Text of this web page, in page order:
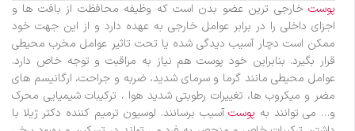
پوست خارجی ترین عضو بدن است که وظیفه محافظت از بافت ها و
اجزای داخلی را در برابر عوامل خارجی به عهده دارد و از این جهت خود
ممکن است دچار آسیب دیدگی شده یا تحت تاثیر عوامل مخرب محیطی
قرار بگیرد. بنابراین خود پوست هم نیاز به مراقبت و توجه خاص دارد.
عوامل محیطی مانند گرما و سرمای شدید، ضربه و جراحت، ارگانیسم های
مضر و میکروب ها، تغییرات رطوبتی شدید هوا ، ترکیبات شیمیایی محرک
و… می توانند به پوستآسیب برسانند. لوسیون ترمیم کننده دکتر ژیلا با